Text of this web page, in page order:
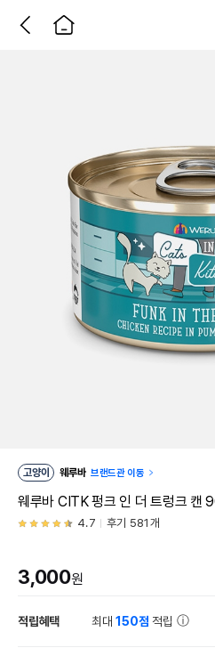
고양이 웨루바 브랜드관 이동
웨루바 CITK 펑크 인 더 트렁크 캔
4.7 후기 581개
3,000원
적립혜택 최대150점 적립